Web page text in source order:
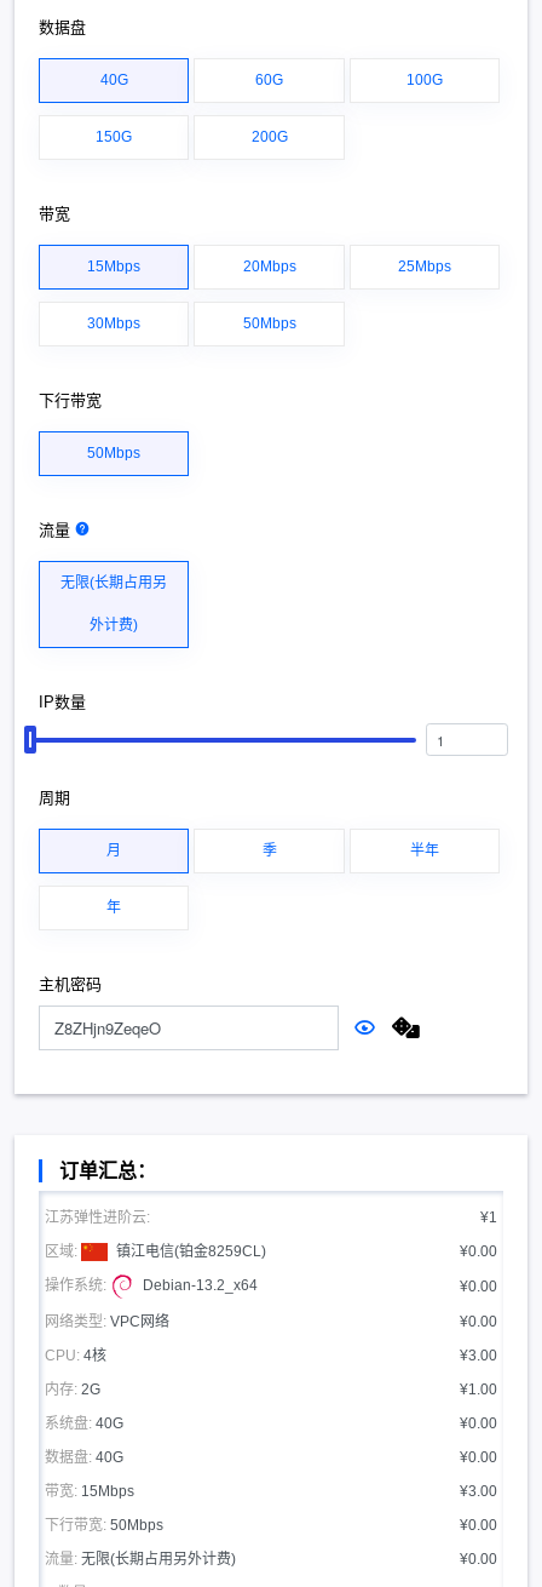
数据盘
40G 60G 100G
150G 200G
带宽
15Mbps 20Mbps 25Mbps
30Mbps 50Mbps
下行带宽
50Mbps
流量
无限(长期占用另
外计费)
IP数量
周期
月 季 半年
年
主机密码
订单汇总：
江苏弹性进阶云:
¥1
区域:
镇江电信(铂金8259CL) ¥0.00
操作系统: Debian-13.2_x64 ¥0.00
网络类型: VPC网络
¥0.00
CPU: 4核
¥3.00
内存: 2G
¥1.00
系统盘: 40G
¥0.00
数据盘: 40G
¥0.00
带宽: 15Mbps
¥3.00
下行带宽: 50Mbps
¥0.00
流量: 无限(长期占用另外计费)
¥0.00